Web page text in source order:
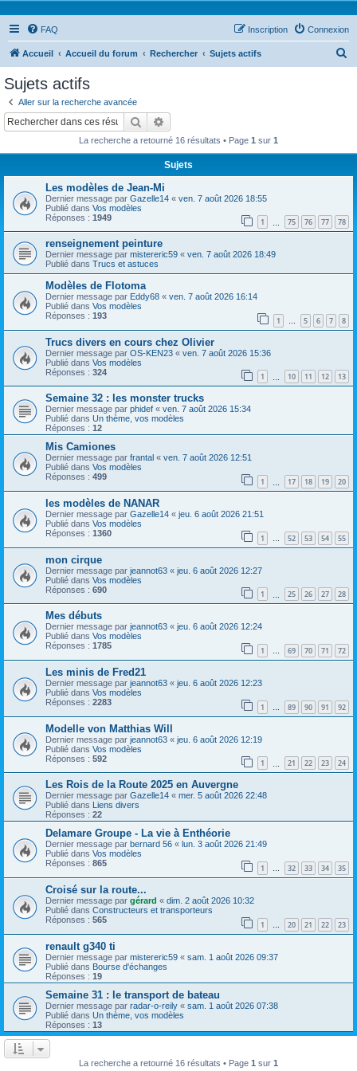
FAQ Connexion
Inscription
Accueil Accueil du forum Rechercher Sujets actifs
Sujets actifs
Aller sur la recherche avancée
Rechercher
La recherche a retourné 16 résultats • Page 1 sur 1
Sujets
Les modèles de Jean-Mi
Dernier message par Gazelle14 « ven. 7 août 2026 18:55
Publié dans Vos modèles
Réponses : 1949 1 75 76 77 78
renseignement peinture
Dernier message par mistereric59 « ven. 7 août 2026 18:49
Publié dans Trucs et astuces
Modèles de Flotoma
Dernier message par Eddy68 « ven. 7 août 2026 16:14
Publié dans Vos modèles
Réponses : 193 1 … 5 6 7 8
Trucs divers en cours chez Olivier
Dernier message par OS-KEN23 « ven. 7 août 2026 15:36
Publié dans Vos modèles
Réponses : 324 1 10 11 12 13
Semaine 32 : les monster trucks
Dernier message par phidef « ven. 7 août 2026 15:34
Publié dans Un thème, vos modèles
Réponses : 12
Mis Camiones
Dernier message par frantal « ven. 7 août 2026 12:51
Publié dans Vos modèles
Réponses : 499 1 17 18 19 20
les modèles de NANAR
Dernier message par Gazelle14 « jeu. 6 août 2026 21:51
Publié dans Vos modèles
Réponses : 1360 1 … 52 53 54 55
mon cirque
Dernier message par jeannot63 « jeu. 6 août 2026 12:27
Publié dans Vos modèles
Réponses : 690 1 25 26 27 28
Mes débuts
Dernier message par jeannot63 « jeu. 6 août 2026 12:24
Publié dans Vos modèles
Réponses : 1785 1 … 69 70 71 72
Les minis de Fred21
Dernier message par jeannot63 « jeu. 6 août 2026 12:23
Publié dans Vos modèles
Réponses : 2283 1 … 89 90 91 92
Modelle von Matthias Will
Dernier message par jeannot63 « jeu. 6 août 2026 12:19
Publié dans Vos modèles
Réponses : 592 1 21 22 23 24
Les Rois de la Route 2025 en Auvergne
Dernier message par Gazelle14 « mer. 5 août 2026 22:48
Publié dans
Liens divers
Réponses : 22
Delamare Groupe - La vie à Enthéorie
Dernier message par bernard 56 « lun. 3 août 2026 21:49
Publié dans Vos modèles
Réponses : 865 1 … 32 33 34 35
Croisé sur la route...
Dernier message par gérard « dim. 2 août 2026 10:32
Publié dans Constructeurs et transporteurs
Réponses : 565 1 … 20 21 22 23
renault g340 ti
Dernier message par mistereric59 « sam. 1 août 2026 09:37
Publié dans Bourse d'échanges
Réponses : 19
Semaine 31 : le transport de bateau
Dernier message par radar-o-reily « sam. 1 août 2026 07:38
Publié dans Un thème, vos modèles
Réponses : 13
La recherche a retourné 16 résultats • Page 1 sur 1